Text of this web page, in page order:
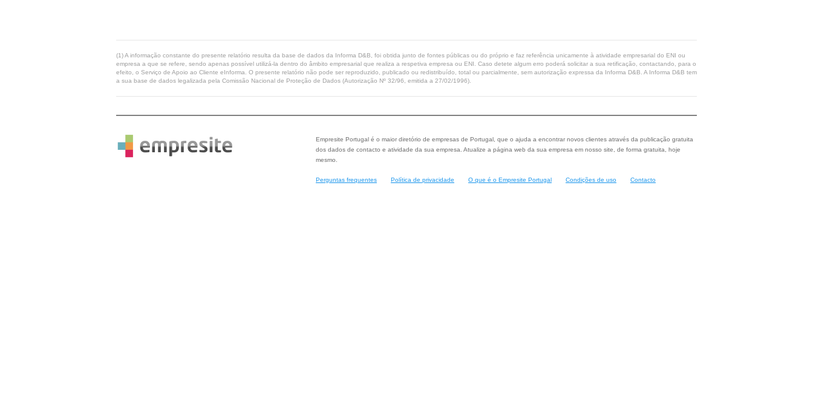
(1) A informação constante do presente relatório resulta da base de dados da Informa D&B, foi obtida junto de fontes públicas ou do próprio e faz referência unicamente à atividade empresarial do ENI ou
empresa a que se refere, sendo apenas possível utilizá-la dentro do âmbito empresarial que realiza a respetiva empresa ou ENI. Caso detete algum erro poderá solicitar a sua retificação, contactando, para o
efeito, o Serviço de Apoio ao Cliente eInforma. O presente relatório não pode ser reproduzido, publicado ou redistribuído, total ou parcialmente, sem autorização expressa da Informa D&B. A Informa D&B tem
a sua base de dados legalizada pela Comissão Nacional de Proteção de Dados (Autorização Nº 32/96, emitida a 27/02/1996).
Empresite Portugal é o maior diretório de empresas de Portugal, que o ajuda a encontrar novos clientes através da publicação gratuita
dos dados de contacto e atividade da sua empresa. Atualize a página web da sua empresa em nosso site, de forma gratuita, hoje
mesmo.
Perguntas frequentes Política de privacidade O que é o Empresite Portugal Condições de uso Contacto